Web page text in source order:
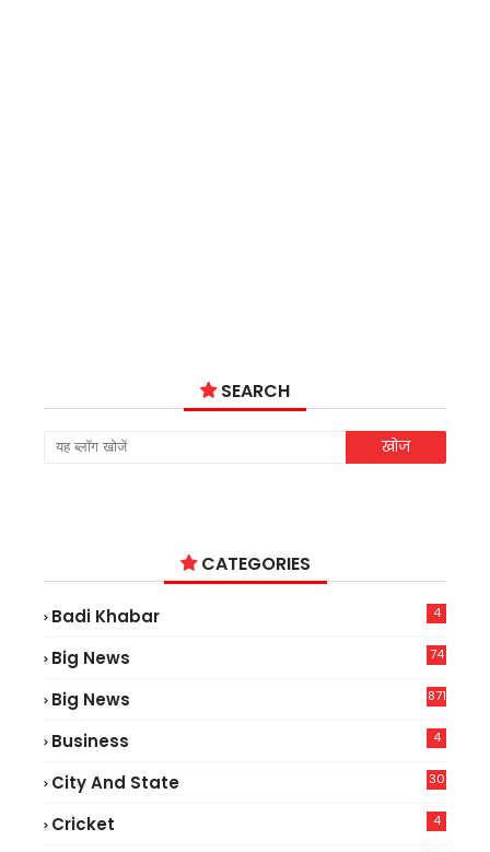
SEARCH
CATEGORIES
Badi Khabar 4
Big News
74
Big News 871
Business 4
City And State 30
Cricket 4